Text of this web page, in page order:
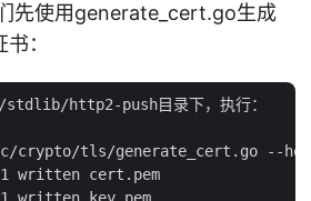
先使用generate_cert.go生成
：
http2-push目录下，执行：
src/crypto/tls/generate_cert.go --
written cert.pem